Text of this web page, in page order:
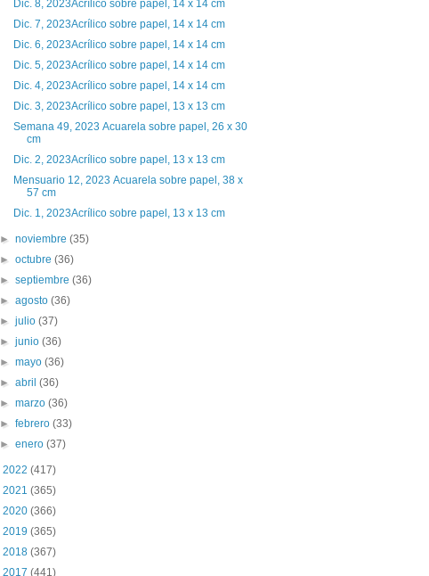
Dic. 8, 2023Acrílico sobre papel, 14 x 14 cm
Dic. 7, 2023Acrílico sobre papel, 14 x 14 cm
Dic. 6, 2023Acrílico sobre papel, 14 x 14 cm
Dic. 5, 2023Acrílico sobre papel, 14 x 14 cm
Dic. 4, 2023Acrílico sobre papel, 14 x 14 cm
Dic. 3, 2023Acrílico sobre papel, 13 x 13 cm
Semana 49, 2023 Acuarela sobre papel, 26 x 30
cm
Dic. 2, 2023Acrílico sobre papel, 13 x 13 cm
Mensuario 12, 2023 Acuarela sobre papel, 38 x
57 cm
Dic. 1, 2023Acrílico sobre papel, 13 x 13 cm
►noviembre(35)
►octubre(36)
►septiembre(36)
►agosto(36)
►julio(37)
►junio(36)
►mayo(36)
►abril(36)
►marzo(36)
►febrero(33)
►enero(37)
2022 (417)
2021 (365)
2020 (366)
2019 (365)
2018 (367)
2017 (441)